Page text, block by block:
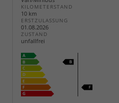
KILOMETERSTAND
10 km
ERSTZULASSUNG
01.08.2026
ZUSTAND
unfallfrei